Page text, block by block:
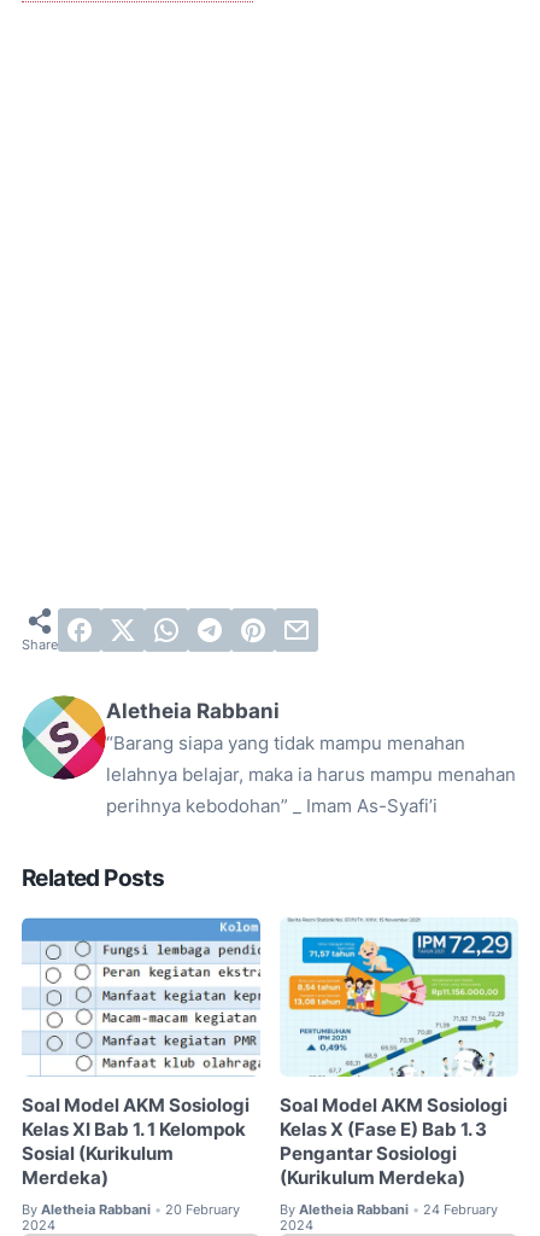
Aletheia Rabbani
“Barang siapa yang tidak mampu menahan
lelahnya belajar, maka ia harus mampu menahan
perihnya kebodohan” _ Imam As-Syafi’i
Related Posts
Soal Model AKM Sosiologi
Kelas XI Bab 1. 1 Kelompok
Sosial (Kurikulum
Merdeka)
By Aletheia Rabbani • 20 February
2024
Soal Model AKM Sosiologi
Kelas X (Fase E) Bab 1. 3
Pengantar Sosiologi
(Kurikulum Merdeka)
By Aletheia Rabbani • 24 February
2024